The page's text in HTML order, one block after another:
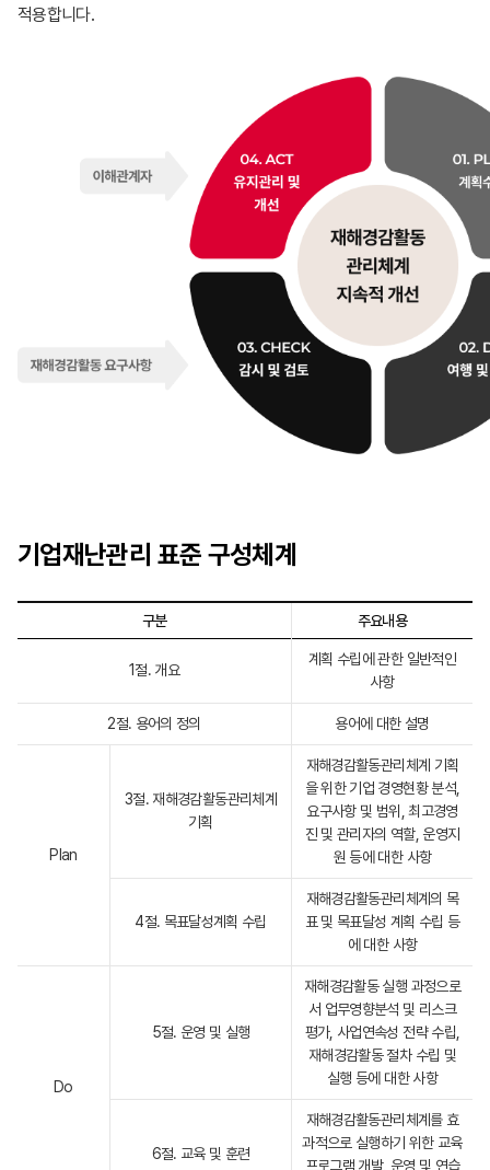
적용합니다.
기업재난관리 표준 구성체계
구분 주요내용
1절. 개요
계획 수립에 관한 일반적인
사항
2절. 용어의 정의 용어에 대한 설명
Plan
3절. 재해경감활동관리체계
기획
재해경감활동관리체계 기획
을 위한 기업 경영현황 분석,
요구사항 및 범위, 최고경영
진 및 관리자의 역할, 운영지
원 등에 대한 사항
4절. 목표달성계획 수립
재해경감활동관리체계의 목
표 및 목표달성 계획 수립 등
에 대한 사항
Do
5절. 운영 및 실행
재해경감활동 실행 과정으로
서 업무영향분석 및 리스크
평가, 사업연속성 전략 수립,
재해경감활동 절차 수립 및
실행 등에 대한 사항
6절. 교육 및 훈련
재해경감활동관리체계를 효
과적으로 실행하기 위한 교육
프로그램 개발, 운영 및 연습